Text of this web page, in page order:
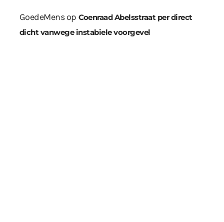
GoedeMensop Coenraad Abelsstraat per direct
dicht vanwege instabiele voorgevel